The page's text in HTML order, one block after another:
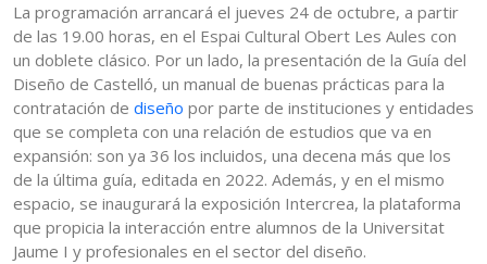
La programación arrancará el jueves 24 de octubre, a partir
de las 19.00 horas, en el Espai Cultural Obert Les Aules con
un doblete clásico. Por un lado, la presentación de la Guía del
Diseño de Castelló, un manual de buenas prácticas para la
contratación de diseño por parte de instituciones y entidades
que se completa con una relación de estudios que va en
expansión: son ya 36 los incluidos, una decena más que los
de la última guía, editada en 2022. Además, y en el mismo
espacio, se inaugurará la exposición Intercrea, la plataforma
que propicia la interacción entre alumnos de la Universitat
Jaume I y profesionales en el sector del diseño.